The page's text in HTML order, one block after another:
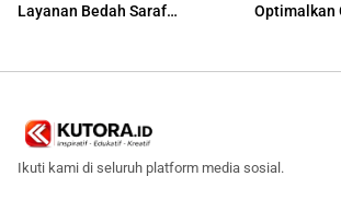
Layanan Bedah Saraf
Optimalkan
Ikuti kami di seluruh platform media sosial.